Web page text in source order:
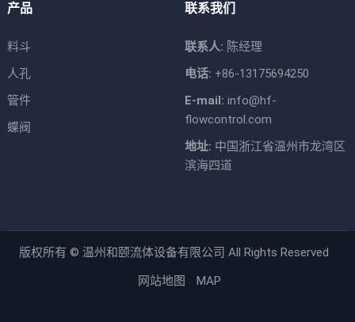
产品
料斗
人孔
管件
蝶阀
联系我们
联系人: 陈经理
电话: +86-13175694250
E-mail: info@hf-
flowcontrol.com
地址: 中国浙江省温州市龙湾区
滨海四道
版权所有 ©温州和颐流体设备有限公司 All Rights Reserved
网站地图
MAP